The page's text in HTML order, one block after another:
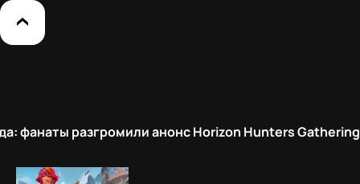
фанаты разгромили анонс Horizon Hunters Gathering